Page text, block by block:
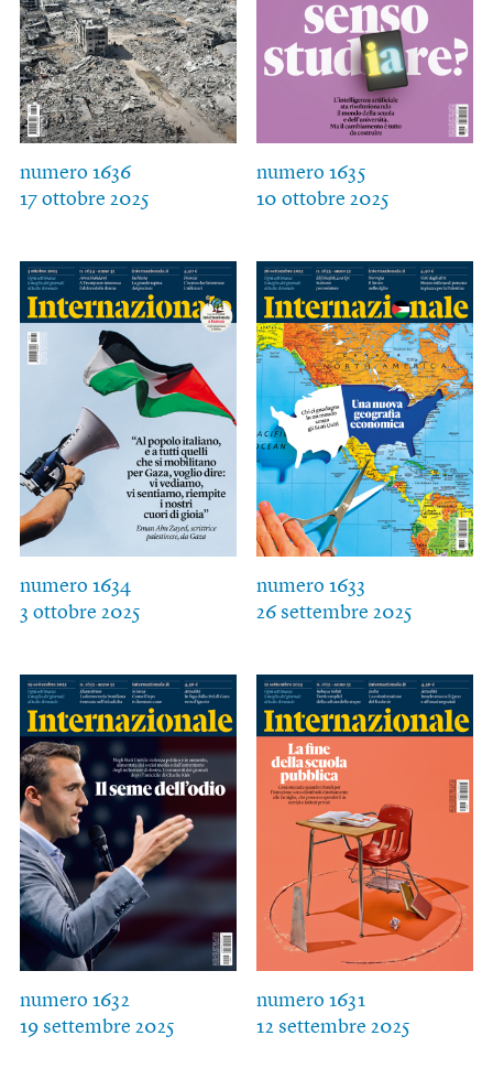
numero 1636
17 ottobre 2025
numero 1635
10 ottobre 2025
numero 1634
3 ottobre 2025
numero 1633
26 settembre 2025
numero 1632
19 settembre 2025
numero 1631
12 settembre 2025